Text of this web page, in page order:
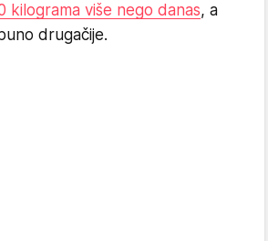
kilograma više nego danas, a
drugačije.